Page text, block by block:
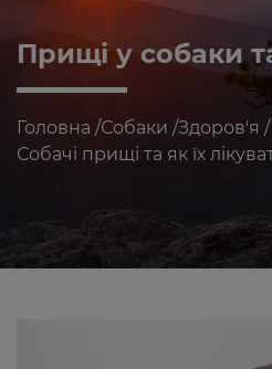
Прищі у собаки
Головна /Собаки /Здоров'я /
Собачі прищі та як їх